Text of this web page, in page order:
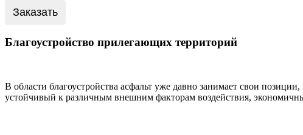
Заказать
Благоустройство прилегающих территорий
В области благоустройства асфальт уже давно занимает свои
устойчивый к различным внешним факторам воздействия,